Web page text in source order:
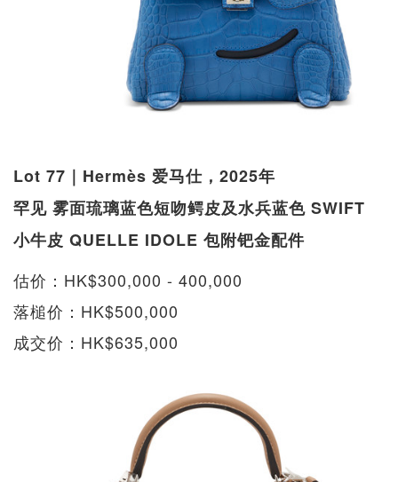
Lot 77｜Hermès 爱马仕，2025年
罕见 雾面琉璃蓝色短吻鳄皮及水兵蓝色 SWIFT
小牛皮 QUELLE IDOLE 包附钯金配件
估价：HK$300,000 - 400,000
落槌价：HK$500,000
成交价：HK$635,000